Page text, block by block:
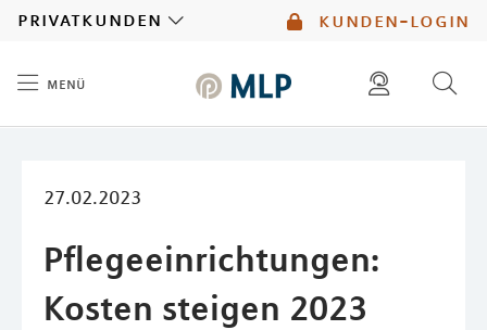
kunden-login
privatkunden
menü
27.02.2023
Pflegeeinrichtungen:
Kosten steigen 2023